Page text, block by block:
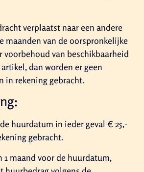
verplaatst naar een andere
maanden van de oorspronkelijke
voorbehoud van beschikbaarheid
dan worden er geen
in rekening gebracht.
huurdatum in ieder geval € 25,-
gebracht.
1 maand voor de huurdatum,